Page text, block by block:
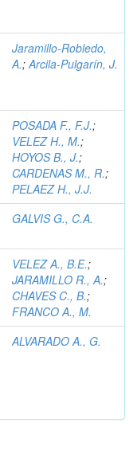
Jaramillo-Robledo,
A.;Arcila-Pulgarín, J.
POSADA F., F.J.;
VELEZ H., M.;
HOYOS B., J.;
CARDENAS M., R.;
PELAEZ H., J.J.
GALVIS G., C.A.
VELEZ A., B.E.;
JARAMILLO R., A.;
CHAVES C., B.;
FRANCO A., M.
ALVARADO A., G.